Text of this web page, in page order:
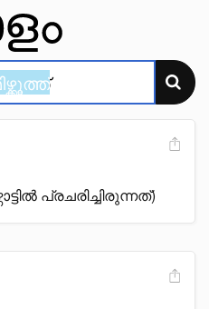
പ്രചരിച്ചിരുന്നത്)